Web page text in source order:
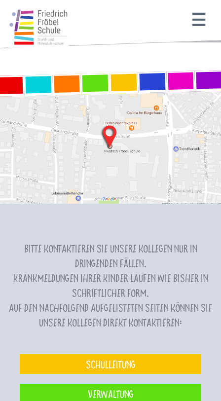
Bitte kontaktieren Sie unsere Kollegen nur in
dringenden Fällen.
Krankmeldungen Ihrer Kinder laufen wie bisher in
schriftlicher Form.
Auf den nachfolgend aufgelisteten Seiten können Sie
unsere Kollegen direkt kontaktieren:
Schulleitung
Verwaltung